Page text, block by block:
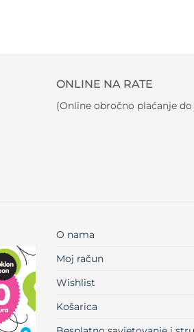
ONLINE NA RATE
(Online obročno plaćanje do
O nama
Moj račun
Wishlist
Košarica